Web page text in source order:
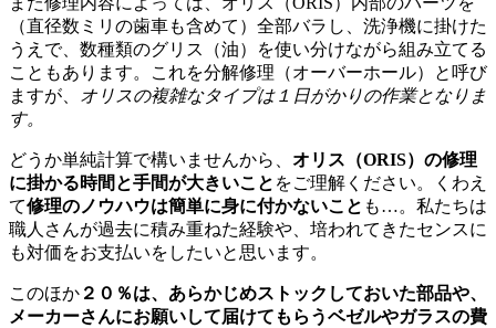
（直径数ミリの歯車も含めて）全部バラし、洗浄機に掛けた
うえで、数種類のグリス（油）を使い分けながら組み立てる
こともあります。これを分解修理（オーバーホール）と呼び
ますが、 オリスの複雑なタイプは１日がかりの作業となりま
す。
どうか単純計算で構いませんから、 オリス（ORIS）の修理
に掛かる時間と手間が大きいこと をご理解ください。くわえ
て修理のノウハウは簡単に身に付かないこと も…。私たちは
職人さんが過去に積み重ねた経験や、培われてきたセンスに
も対価をお支払いをしたいと思います。
このほか ２０％は、あらかじめストックしておいた部品や、
メーカーさんにお願いして届けてもらうベゼルやガラスの費